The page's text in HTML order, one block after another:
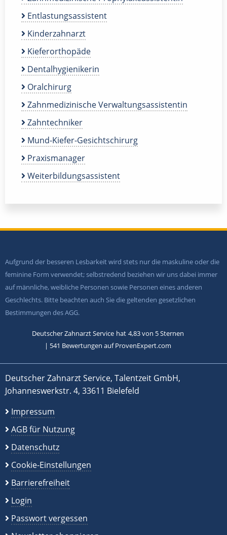
Entlastungsassistent
Kinderzahnarzt
Kieferorthopäde
Dentalhygienikerin
Oralchirurg
Zahnmedizinische Verwaltungsassistentin
Zahntechniker
Mund-Kiefer-Gesichtschirurg
Praxismanager
Weiterbildungsassistent
Aufgrund der besseren Lesbarkeit wird stets nur die maskuline oder die
feminine Form verwendet; selbstredend beziehen wir uns dabei immer
auf männliche, weibliche Personen sowie Personen eines anderen
Geschlechts. Bitte beachten auch Sie die geltenden gesetzlichen
Bestimmungen des AGG.
Deutscher Zahnarzt Service hat 4,83von 5Sternen
| 541 Bewertungen auf ProvenExpert.com
Deutscher Zahnarzt Service, Talentzeit GmbH,
Johanneswerkstr. 4, 33611 Bielefeld
Impressum
AGB für Nutzung
Datenschutz
Cookie-Einstellungen
Barrierefreiheit
Login
Passwort vergessen